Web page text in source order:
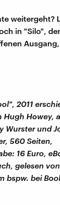
weitergeht?
in "Silo",
2011
Howey,
Wurster und
560 Seiten,
16 Euro,
gelesen
bspw. bei